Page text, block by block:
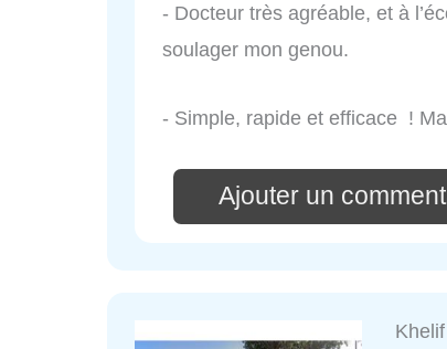
- Docteur très agréable, et à
soulager mon genou.
- Simple, rapide et efficace !
Ajouter un